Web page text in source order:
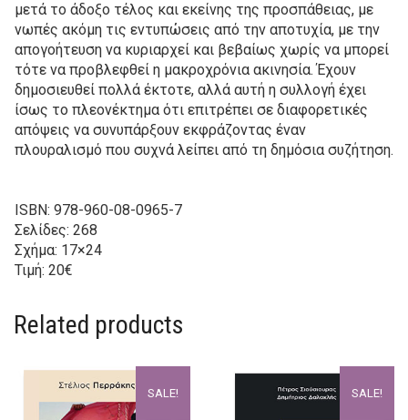
μετά το άδοξο τέλος και εκείνης της προσπάθειας, με
νωπές ακόμη τις εντυπώσεις από την αποτυχία, με την
απογοήτευση να κυριαρχεί και βεβαίως χωρίς να μπορεί
τότε να προβλεφθεί η μακροχρόνια ακινησία. Έχουν
δημοσιευθεί πολλά έκτοτε, αλλά αυτή η συλλογή έχει
ίσως το πλεονέκτημα ότι επιτρέπει σε διαφορετικές
απόψεις να συνυπάρξουν εκφράζοντας έναν
πλουραλισμό που συχνά λείπει από τη δημόσια συζήτηση.
ISBN: 978-960-08-0965-7
Σελίδες: 268
Σχήμα: 17×24
Τιμή: 20€
Related products
SALE! SALE!